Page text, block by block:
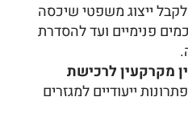
ייצוג משפטי שיכסה
פנימיים ועד להסדרת
מקרקעין לרכישת
ייעודיים למגזרים